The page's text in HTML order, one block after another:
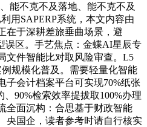
能不克不及落地、能不克不及
用SAPERP系统，本文内容由
在于深耕差旅垂曲场景，避
误区。手艺焦点：金蝶AI星辰专
文件智能比对取风险审查。L5
规模化普及。需要轻量化智能
子会计档案平台可实现70%纸张
90%检索效率提拔取100%办理
全面沉构：合思基于财政智能
央国企，读者参考时请自行核实